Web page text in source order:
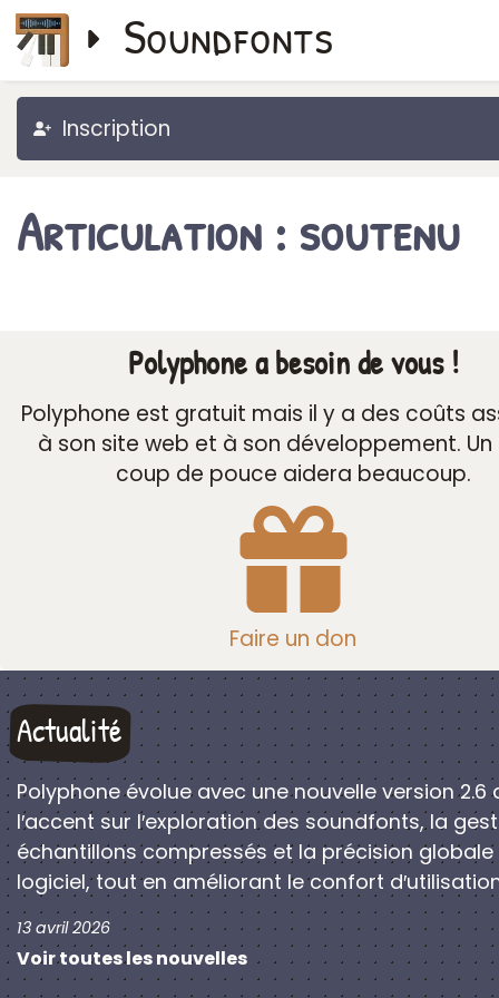
Soundfonts
Inscription
Articulation : soutenu
Polyphone a besoin de vous !
Polyphone est gratuit mais il y a des coûts
à son site web et à son développement.
coup de pouce aidera beaucoup.
Faire un don
Actualité
Polyphone évolue avec une nouvelle version 2.6
l′accent sur l′exploration des soundfonts, la
échantillons compressés et la précision globale
logiciel, tout en améliorant le confort
13 avril 2026
Voir toutes les nouvelles